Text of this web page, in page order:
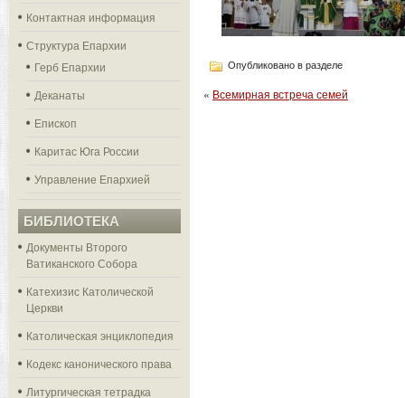
Контактная информация
Структура Епархии
Герб Епархии
Деканаты
Епископ
Каритас Юга России
Управление Епархией
БИБЛИОТЕКА
Документы Второго
Ватиканского Собора
Катехизис Католической
Церкви
Католическая энциклопедия
Кодекс канонического права
Литургическая тетрадка
Опубликовано в разделе
« Всемирная встреча семей